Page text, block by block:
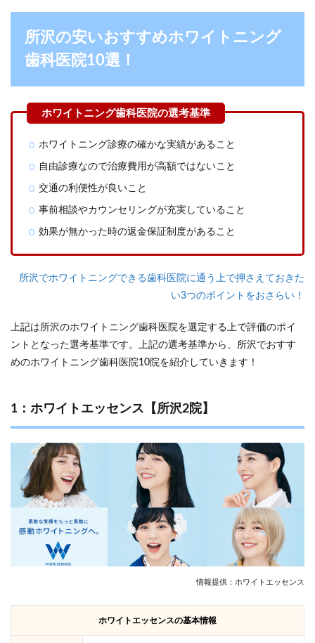
めホ
ワイ
トニ
ング
歯科
選！
2
ワイ
ング
った
時は
のお
めエ
う！
3
所沢
トエ
ッセ
ンス
でホ
ワイ
トニ
ング
して
いる
人の
口コ
め！
所沢
所沢の安いおすすめホワイトニング
歯科医院10選！
ホワイトニング診療の確かな実績があること
自由診療なので治療費用が高額ではないこと
交通の利便性が良いこと
事前相談やカウンセリングが充実していること
効果が無かった時の返金保証制度があること
所沢でホワイトニングできる歯科医院に通う上で押さえておきた
い3つのポイントをおさらい！
上記は所沢のホワイトニング歯科医院を選定する上で評価のポイ
ントとなった選考基準です。上記の選考基準から、所沢でおすす
めのホワイトニング歯科医院10院を紹介していきます！
1：ホワイトエッセンス【所沢2院】
情報提供：ホワイトエッセンス
ホワイトエッセンスの基本情報